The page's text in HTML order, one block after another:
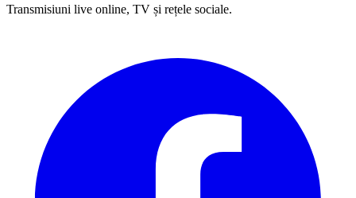
Transmisiuni live online, TV și rețele sociale.